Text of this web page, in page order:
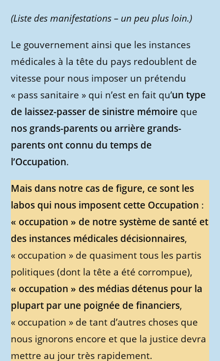
(Liste des manifestations – un peu plus loin.)
Le gouvernement ainsi que les instances
médicales à la tête du pays redoublent de
vitesse pour nous imposer un prétendu
« pass sanitaire » qui n’est en fait qu’un type
de laissez-passer de sinistre mémoire que
nos grands-parents ou arrière grands-
parents ont connu du temps de
l’Occupation.
Mais dans notre cas de figure, ce sont les
labos qui nous imposent cette Occupation :
« occupation » de notre système de santé et
des instances médicales décisionnaires,
« occupation » de quasiment tous les partis
politiques (dont la tête a été corrompue),
« occupation » des médias détenus pour la
plupart par une poignée de financiers,
« occupation » de tant d’autres choses que
nous ignorons encore et que la justice devra
mettre au jour très rapidement.